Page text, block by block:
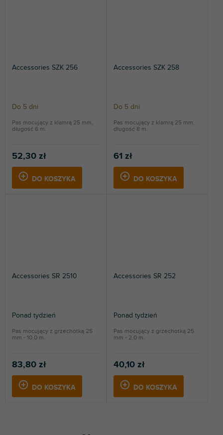
Accessories SZK 256
Do 5 dni
52,30 zł
DO KOSZYKA
Pas mocujący z klamrą 25 mm,
długość 6 m.
Accessories SZK 258
Do 5 dni
61 zł
DO KOSZYKA
Pas mocujący z klamrą 25 mm,
długość 8 m.
Accessories SR 2510
Ponad tydzień
83,80 zł
DO KOSZYKA
Pas mocujący z grzechotką 25
mm - 10,0 m.
Accessories SR 252
Ponad tydzień
40,10 zł
DO KOSZYKA
Pas mocujący z grzechotką 25
mm - 2,0 m.